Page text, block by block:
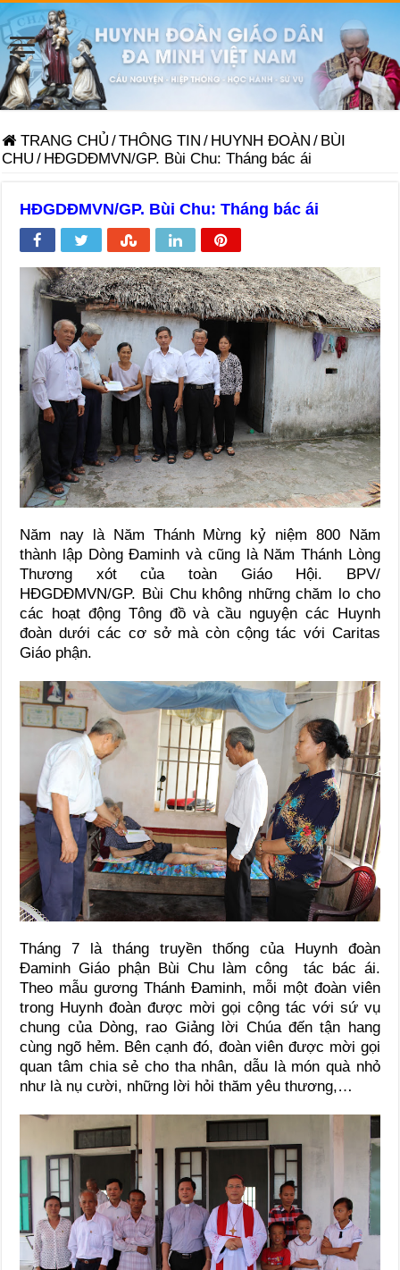
TRANG CHỦ /THÔNG TIN / HUYNH ĐOÀN / BÙI
CHU / HĐGDĐMVN/GP. Bùi Chu: Tháng bác ái
HĐGDĐMVN/GP. Bùi Chu: Tháng bác ái
Năm nay là Năm Thánh Mừng kỷ niệm 800 Năm
thành lập Dòng Đaminh và cũng là Năm Thánh Lòng
Thương xót của toàn Giáo Hội. BPV/
HĐGDĐMVN/GP. Bùi Chu không những chăm lo cho
các hoạt động Tông đồ và cầu nguyện các Huynh
đoàn dưới các cơ sở mà còn cộng tác với Caritas
Giáo phận.
Tháng 7 là tháng truyền thống của Huynh đoàn
Đaminh Giáo phận Bùi Chu làm công tác bác ái.
Theo mẫu gương Thánh Đaminh, mỗi một đoàn viên
trong Huynh đoàn được mời gọi cộng tác với sứ vụ
chung của Dòng, rao Giảng lời Chúa đến tận hang
cùng ngõ hẻm. Bên cạnh đó, đoàn viên được mời gọi
quan tâm chia sẻ cho tha nhân, dẫu là món quà nhỏ
như là nụ cười, những lời hỏi thăm yêu thương,…